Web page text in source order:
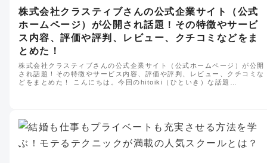
株式会社クラスティブさんの公式企業サイト（公式
ホームページ）が公開され話題！その特徴やサービ
ス内容、評価や評判、レビュー、クチコミなどをま
とめた！
株式会社クラスティブさんの公式企業サイト（公式ホームページ）が公開
され話題！その特徴やサービス内容、評価や評判、レビュー、クチコミな
どをまとめた！ こんにちは。今回のhitoiki（ひといき）な話題…